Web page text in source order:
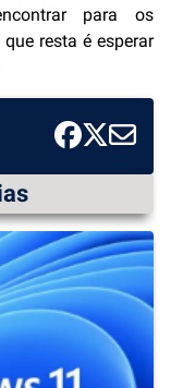
para os
resta é esperar